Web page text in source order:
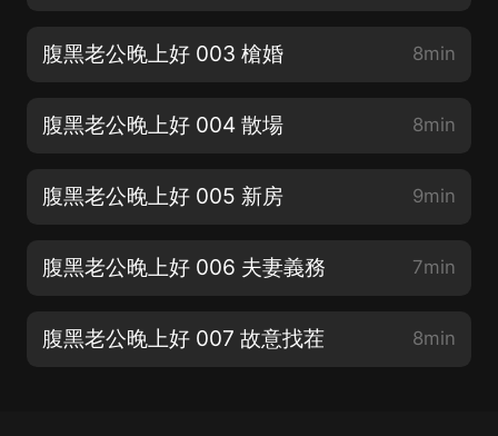
腹黑老公晚上好 003 槍婚 8min
腹黑老公晚上好 004 散場 8min
腹黑老公晚上好 005 新房 9min
腹黑老公晚上好 006 夫妻義務 7min
腹黑老公晚上好 007 故意找茬 8min